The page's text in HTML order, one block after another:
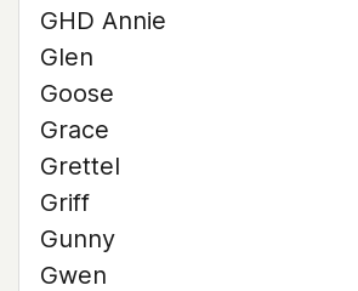
GHD Annie
Glen
Goose
Grace
Grettel
Griff
Gunny
Gwen